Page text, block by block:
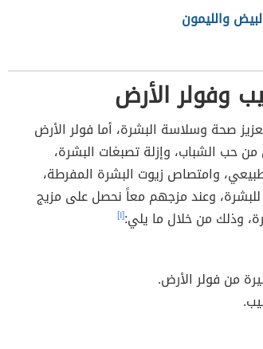
والليمون
وفولر الأرض
صحة وسلاسة البشرة، أما فولر الأرض
حب الشباب، وإزلة تصبغات البشرة،
وامتصاص زيوت البشرة المفرطة،
وعند مزجهم معاً نحصل على مزيج
وذلك من خلال ما يلي:[١]